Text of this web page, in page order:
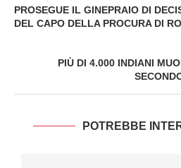
PROSEGUE IL GINEPRAIO DI
DEL CAPO DELLA PROCURA DI
PIÙ DI 4.000 INDIANI
POTREBBE